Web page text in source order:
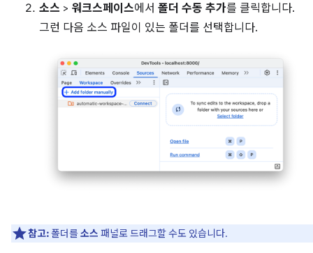
소스 > 워크스페이스에서 폴더 수동 추가를 클릭합니다.
그런 다음 소스 파일이 있는 폴더를 선택합니다.
참고:폴더를 소스 패널로 드래그할 수도 있습니다.